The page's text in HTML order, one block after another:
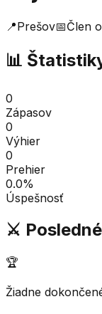
📍Prešov📅Člen
📊
0
Zápasov
0
Výhier
0
Prehier
0.0%
Úspešnosť
⚔️
🏆
Žiadne